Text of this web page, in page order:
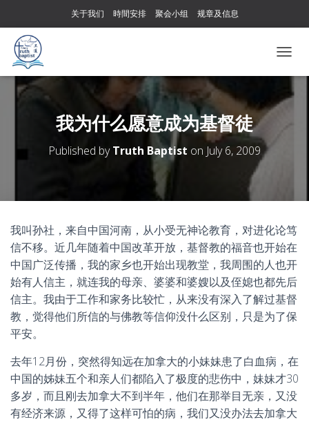
关于我们 時間安排 聚会小组 规章及信息
O
G
E
I
O
N
我为什么愿意成为基督徒
Published byTruth Baptist on July 6, 2009
我叫孙社，来自中国河南，从小受无神论教育，对进化论笃
信不移。近几年随着中国改革开放，基督教的福音也开始在
中国广泛传播，我的家乡也开始出现教堂，我周围的人也开
始有人信主，就连我的母亲、婆婆和婆嫂以及侄媳也都先后
信主。我由于工作和家务比较忙，从来没有深入了解过基督
教，觉得他们所信的与佛教等信仰没什么区别，只是为了保
平安。
去年12月份，突然得知远在加拿大的小妹妹患了白血病，在
中国的姊妹五个和亲人们都陷入了极度的悲伤中，妹妹才30
多岁，而且刚去加拿大不到半年，他们在那举目无亲，又没
有经济来源，又得了这样可怕的病，我们又没办法去加拿大